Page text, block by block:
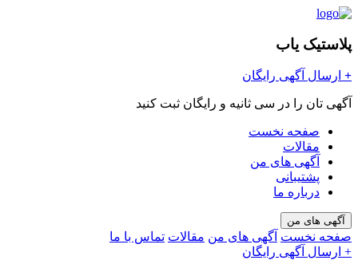
پلاستیک یاب
+ ارسال آگهی رایگان
آگهی تان را در سی ثانیه و رایگان ثبت کنید
صفحه نخست
مقالات
آگهی های من
پشتیبانی
درباره ما
آگهی های من
صفحه نخست آگهی های من مقالات تماس با ما
+ ارسال آگهی رایگان